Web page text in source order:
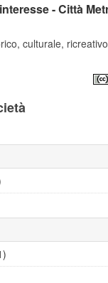
- Città
culturale,